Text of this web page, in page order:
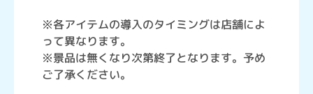
※各アイテムの導入のタイミングは店舗によ
って異なります。
※景品は無くなり次第終了となります。予め
ご了承ください。